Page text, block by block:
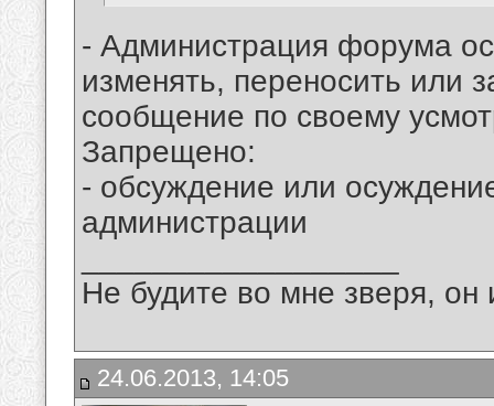
- Администрация форума
изменять, переносить или
сообщение по своему
Запрещено:
- обсуждение или
администрации
Не будите во мне зверя, он
24.06.2013, 14:05